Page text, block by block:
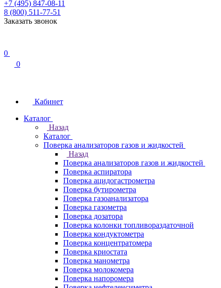
+7 (495) 847-08-11
8 (800) 511-77-51
Заказать звонок
0
0
Кабинет
Каталог
Назад
Каталог
Поверка анализаторов газов и жидкостей
Назад
Поверка анализаторов газов и жидкостей
Поверка аспиратора
Поверка ацидогастрометра
Поверка бутирометра
Поверка газоанализатора
Поверка газометра
Поверка дозатора
Поверка колонки топливораздаточной
Поверка кондуктометра
Поверка концентратомера
Поверка криостата
Поверка манометра
Поверка молокомера
Поверка напоромера